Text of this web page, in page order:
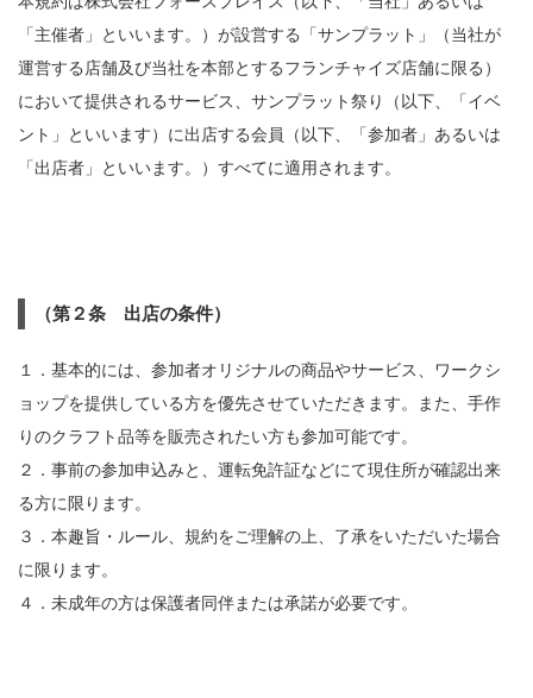
「主催者」といいます。）が設営する「サンプラット」（当社が
運営する店舗及び当社を本部とするフランチャイズ店舗に限る）
において提供されるサービス、サンプラット祭り（以下、「イベ
ント」といいます）に出店する会員（以下、「参加者」あるいは
「出店者」といいます。）すべてに適用されます。
（第２条 出店の条件）
１．基本的には、参加者オリジナルの商品やサービス、ワークシ
ョップを提供している方を優先させていただきます。また、手作
りのクラフト品等を販売されたい方も参加可能です。
２．事前の参加申込みと、運転免許証などにて現住所が確認出来
る方に限ります。
３．本趣旨・ルール、規約をご理解の上、了承をいただいた場合
に限ります。
４．未成年の方は保護者同伴または承諾が必要です。